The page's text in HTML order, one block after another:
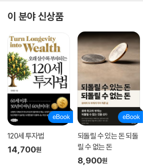
이 분야 신상품
120세 투자법
14,700원
되돌릴 수 있는 돈 되돌
릴 수 없는 돈
8,900원